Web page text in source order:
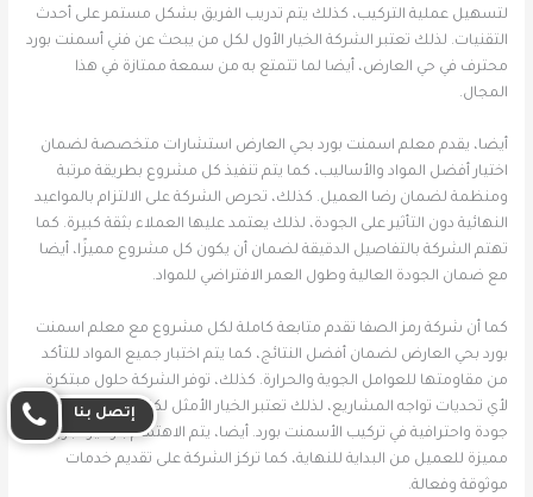
لتسهيل عملية التركيب، كذلك يتم تدريب الفريق بشكل مستمر على أحدث
التقنيات. لذلك تعتبر الشركة الخيار الأول لكل من يبحث عن فني أسمنت بورد
محترف في حي العارض، أيضا لما تتمتع به من سمعة ممتازة في هذا
المجال.
أيضا، يقدم معلم اسمنت بورد بحي العارض استشارات متخصصة لضمان
اختيار أفضل المواد والأساليب، كما يتم تنفيذ كل مشروع بطريقة مرتبة
ومنظمة لضمان رضا العميل. كذلك، تحرص الشركة على الالتزام بالمواعيد
النهائية دون التأثير على الجودة، لذلك يعتمد عليها العملاء بثقة كبيرة. كما
تهتم الشركة بالتفاصيل الدقيقة لضمان أن يكون كل مشروع مميزًا، أيضا
مع ضمان الجودة العالية وطول العمر الافتراضي للمواد.
كما أن شركة رمز الصفا تقدم متابعة كاملة لكل مشروع مع معلم اسمنت
بورد بحي العارض لضمان أفضل النتائج، كما يتم اختبار جميع المواد للتأكد
من مقاومتها للعوامل الجوية والحرارة. كذلك، توفر الشركة حلول مبتكرة
لأي تحديات تواجه المشاريع، لذلك تعتبر الخيار الأمثل لكل من يبحث عن
جودة واحترافية في تركيب الأسمنت بورد. أيضا، يتم الاهتمام بتوفير تجربة
مميزة للعميل من البداية للنهاية، كما تركز الشركة على تقديم خدمات
موثوقة وفعالة.
إتصل بنا